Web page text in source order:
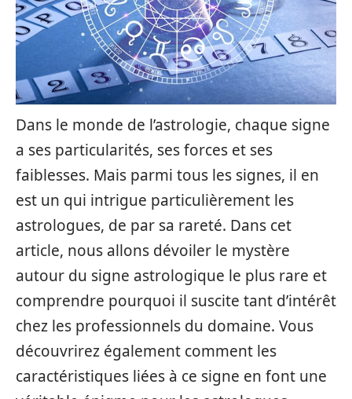
Dans le monde de l’astrologie, chaque signe
a ses particularités, ses forces et ses
faiblesses. Mais parmi tous les signes, il en
est un qui intrigue particulièrement les
astrologues, de par sa rareté. Dans cet
article, nous allons dévoiler le mystère
autour du signe astrologique le plus rare et
comprendre pourquoi il suscite tant d’intérêt
chez les professionnels du domaine. Vous
découvrirez également comment les
caractéristiques liées à ce signe en font une